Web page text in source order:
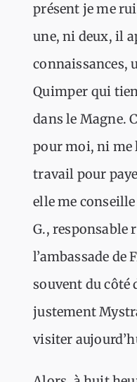
présent je me
une, ni deux, il
connaissances,
Quimper qui
dans le Magne.
pour moi, ni me
travail pour
elle me
G., responsable
l’ambassade de
souvent du côté
justement
visiter